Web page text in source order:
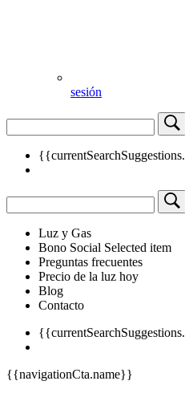
sesión
Luz y Gas
Bono Social Selected item
Preguntas frecuentes
Precio de la luz hoy
Blog
Contacto
{{navigationCta.name}}